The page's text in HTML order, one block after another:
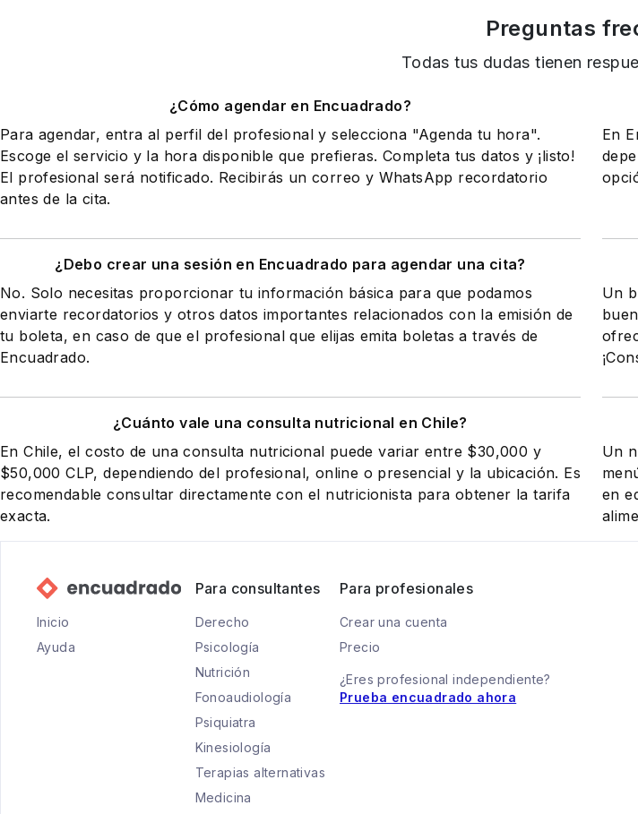
Preguntas
Todas tus dudas tienen
¿Cómo agendar en Encuadrado?
Para agendar, entra al perfil del profesional y selecciona "Agenda tu hora".
Escoge el servicio y la hora disponible que prefieras. Completa tus datos y ¡listo!
El profesional será notificado. Recibirás un correo y WhatsApp recordatorio
antes de la cita.
En
¿Debo crear una sesión en Encuadrado para agendar una cita?
No. Solo necesitas proporcionar tu información básica para que podamos
enviarte recordatorios y otros datos importantes relacionados con la emisión de
tu boleta, en caso de que el profesional que elijas emita boletas a través de
Encuadrado.
Un
¿Cuánto vale una consulta nutricional en Chile?
En Chile, el costo de una consulta nutricional puede variar entre $30,000 y
$50,000 CLP, dependiendo del profesional, online o presencial y la ubicación. Es
recomendable consultar directamente con el nutricionista para obtener la tarifa
exacta.
Un
en
Inicio
Ayuda
Para consultantes
Derecho
Psicología
Nutrición
Fonoaudiología
Psiquiatra
Kinesiología
Terapias alternativas
Medicina
Para profesionales
Crear una cuenta
Precio
¿Eres profesional independiente?
Prueba encuadrado ahora